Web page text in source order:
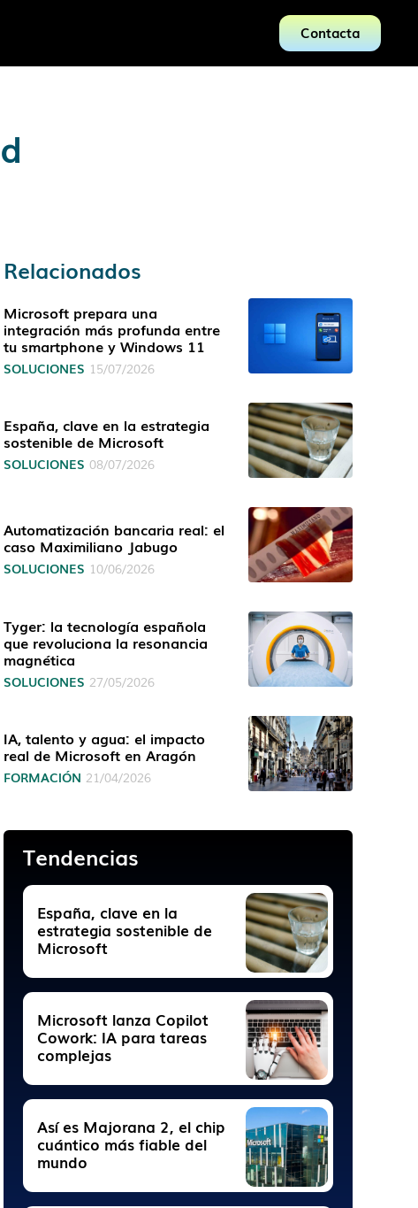
Contacta
Relacionados
Microsoft prepara una
integración más profunda entre
tu smartphone y Windows 11
SOLUCIONES 15/07/2026
España, clave en la estrategia
sostenible de Microsoft
SOLUCIONES 08/07/2026
Automatización bancaria real: el
caso Maximiliano Jabugo
SOLUCIONES 10/06/2026
Tyger: la tecnología española
que revoluciona la resonancia
magnética
SOLUCIONES 27/05/2026
IA, talento y agua: el impacto
real de Microsoft en Aragón
FORMACIÓN 21/04/2026
Tendencias
España, clave en la
estrategia sostenible de
Microsoft
Microsoft lanza Copilot
Cowork: IA para tareas
complejas
Así es Majorana 2, el chip
cuántico más fiable del
mundo